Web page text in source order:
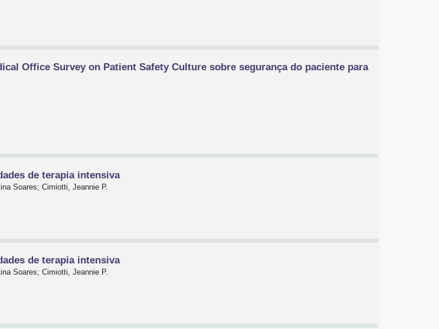
Office Survey on Patient Safety Culture sobre segurança do paciente para
de terapia intensiva
Soares; Cimiotti, Jeannie P.
de terapia intensiva
Soares; Cimiotti, Jeannie P.